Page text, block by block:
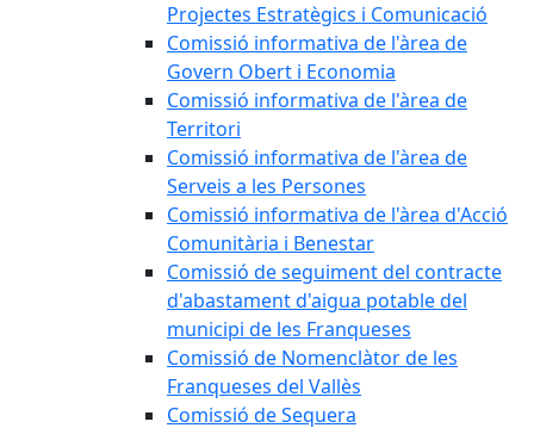
Projectes Estratègics i Comunicació
Comissió informativa de l'àrea de
Govern Obert i Economia
Comissió informativa de l'àrea de
Territori
Comissió informativa de l'àrea de
Serveis a les Persones
Comissió informativa de l'àrea d'Acció
Comunitària i Benestar
Comissió de seguiment del contracte
d'abastament d'aigua potable del
municipi de les Franqueses
Comissió de Nomenclàtor de les
Franqueses del Vallès
Comissió de Sequera